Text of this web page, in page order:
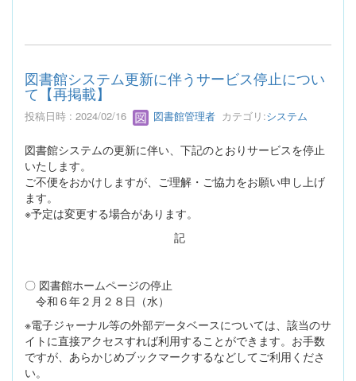
図書館システム更新に伴うサービス停止につい
て【再掲載】
投稿日時 : 2024/02/16 図書館管理者 カテゴリ:システム
図書館システムの更新に伴い、下記のとおりサービスを停止
いたします。
ご不便をおかけしますが、ご理解・ご協力をお願い申し上げ
ます。
※予定は変更する場合があります。
記
〇 図書館ホームページの停止
令和６年２月２８日（水）
※電子ジャーナル等の外部データベースについては、該当のサ
イトに直接アクセスすれば利用することができます。お手数
ですが、あらかじめブックマークするなどしてご利用くださ
い。